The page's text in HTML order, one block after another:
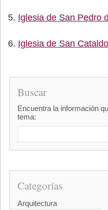
Iglesia de San Pedro
Iglesia de San
Buscar
Encuentra la información
tema:
Categorías
Arquitectura